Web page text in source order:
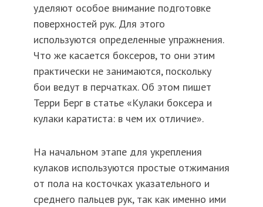
уделяют особое внимание подготовке
поверхностей рук. Для этого
используются определенные упражнения.
Что же касается боксеров, то они этим
практически не занимаются, поскольку
бои ведут в перчатках. Об этом пишет
Терри Берг в статье «Кулаки боксера и
кулаки каратиста: в чем их отличие».
На начальном этапе для укрепления
кулаков используются простые отжимания
от пола на косточках указательного и
среднего пальцев рук, так как именно ими